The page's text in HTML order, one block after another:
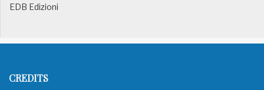
EDB Edizioni
CREDITS